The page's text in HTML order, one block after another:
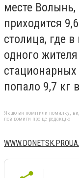
месте Волынь,
приходится
столица, где
одного
стационарных
попало 9,7 кг
Якщо ви помітили помилку,
повідомити про це редакцію